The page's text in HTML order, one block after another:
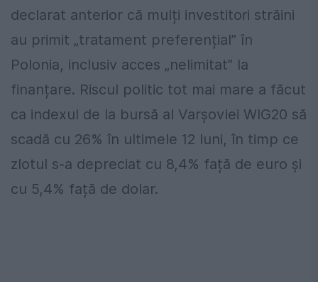
declarat anterior că mulți investitori străini
au primit „tratament preferențial” în
Polonia, inclusiv acces „nelimitat” la
finanțare. Riscul politic tot mai mare a făcut
ca indexul de la bursă al Varșoviei WIG20 să
scadă cu 26% în ultimele 12 luni, în timp ce
zlotul s-a depreciat cu 8,4% față de euro și
cu 5,4% față de dolar.